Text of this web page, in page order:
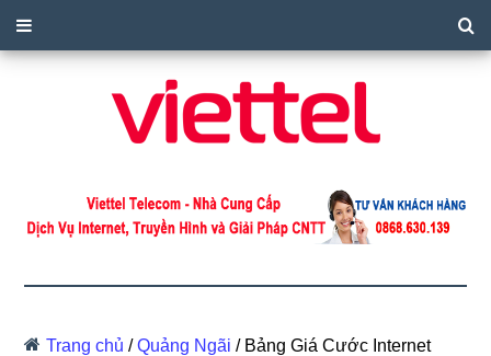
Trang chủ /Quảng Ngãi / Bảng Giá Cước Internet